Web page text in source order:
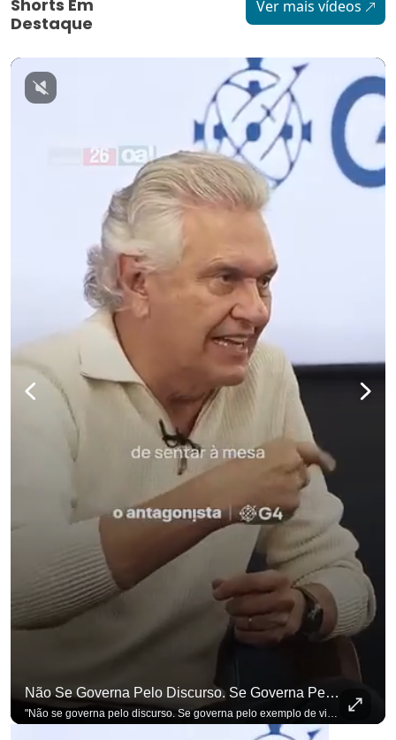
Shorts Em
Destaque
Ver mais vídeos
Não Se Governa Pelo Discurso. Se Governa Pelo Exemplo De Vida", Alfineta Ronaldo Caiado
"Não se governa pelo discurso. Se governa pelo exemplo de vida", alfineta Ronaldo Caiado, respondendo a empresários na primeira Sabatina Presidencial com a pauta definida por quem constrói o país. Se você busca informação com credibilidade, inscreva-se agora e ative o